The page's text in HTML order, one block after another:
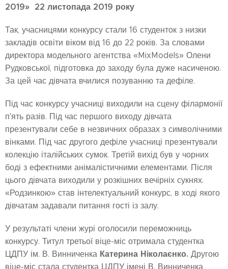
2019» 22 листопада 2019 року
Так, учасницями конкурсу стали 16 студенток з низки
закладів освіти віком від 16 до 22 років. За словами
директора модельного агентства «MixModels» Олени
Рудковської, підготовка до заходу була дуже насиченою.
За цей час дівчата вчилися позуванню та дефіле.
Під час конкурсу учасниці виходили на сцену філармонії
п'ять разів. Під час першого виходу дівчата
презентували себе в незвичних образах з символічними
вінками. Під час другого дефіле учасниці презентували
колекцію італійських сумок. Третій вихід був у чорних
боді з ефектними анімалістичними елементами. Після
цього дівчата виходили у розкішних вечірніх сукнях.
«Родзинкою» став інтелектуальний конкурс, в ході якого
дівчатам задавали питання гості із залу.
У результаті члени журі оголосили переможниць
конкурсу. Титул третьої віце-міс отримала студентка
ЦДПУ ім. В. Винниченка Катерина Ніколаєнко. Другою
віце-міс стала студентка ЦДПУ імені В. Винниченка